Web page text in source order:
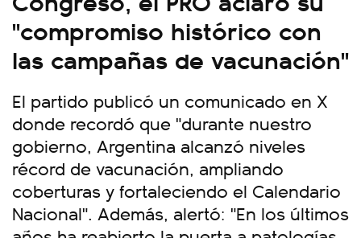
"compromiso histórico con
las campañas de vacunación"
El partido publicó un comunicado en X
donde recordó que "durante nuestro
gobierno, Argentina alcanzó niveles
récord de vacunación, ampliando
coberturas y fortaleciendo el Calendario
Nacional". Además, alertó: "En los últimos